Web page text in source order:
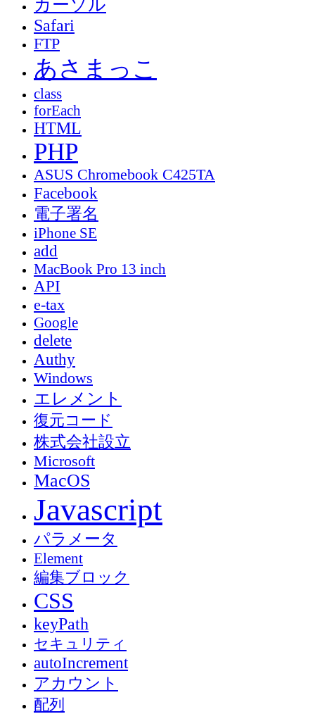
カーソル
Safari
FTP
あさまっこ
class
forEach
HTML
PHP
ASUS Chromebook C425TA
Facebook
電子署名
iPhone SE
add
MacBook Pro 13 inch
API
e-tax
Google
delete
Authy
Windows
エレメント
復元コード
株式会社設立
Microsoft
MacOS
Javascript
パラメータ
Element
編集ブロック
CSS
keyPath
セキュリティ
autoIncrement
アカウント
配列